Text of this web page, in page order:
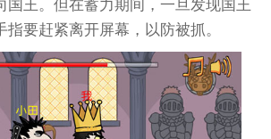
国王。但在蓄力期间，一旦发现国王
要赶紧离开屏幕，以防被抓。